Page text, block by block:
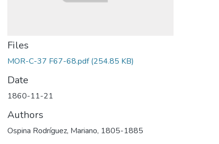
Files
MOR-C-37 F67-68.pdf(254.85 KB)
Date
1860-11-21
Authors
Ospina Rodríguez, Mariano, 1805-1885